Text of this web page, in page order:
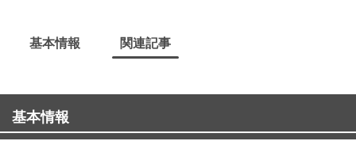
基本情報 関連記事
基本情報